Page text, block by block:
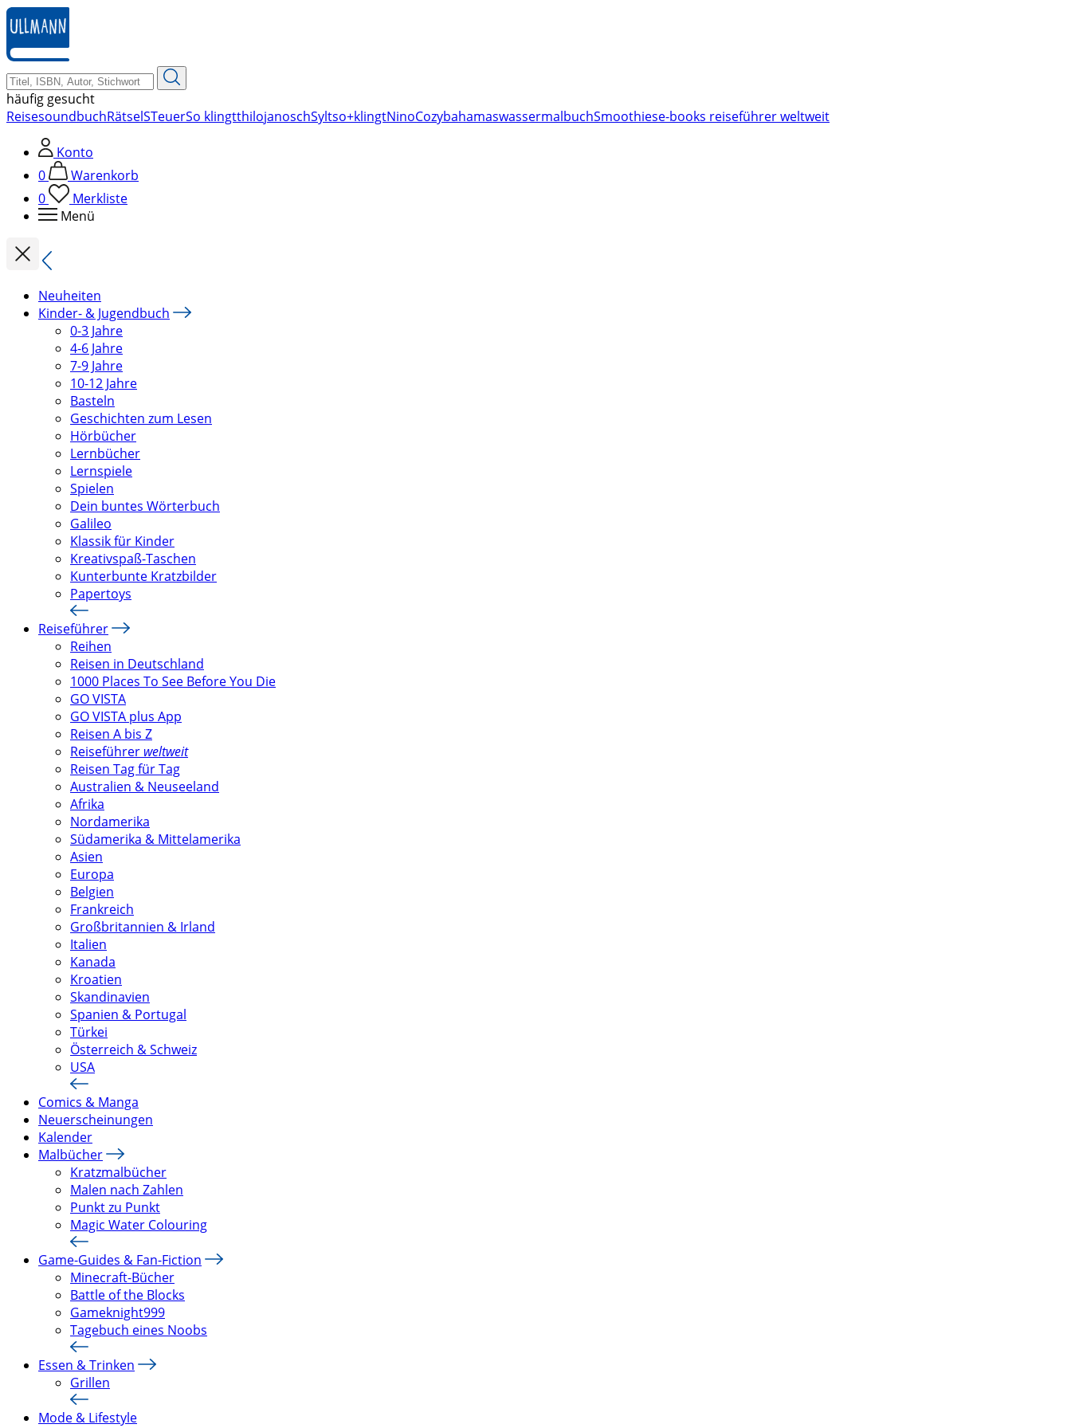
zum
Hauptinhalt
springen
häufig gesucht
ReisesoundbuchRätselSTeuerSo klingtthilojanoschSyltso+klingtNinoCozybahamaswassermalbuchSmoothiese-books reiseführer weltweit
Konto
0
Warenkorb
0
Merkliste
Menü
Neuheiten
Kinder- & Jugendbuch
0-3 Jahre
4-6 Jahre
7-9 Jahre
10-12 Jahre
Basteln
Geschichten zum Lesen
Hörbücher
Lernbücher
Lernspiele
Spielen
Dein buntes Wörterbuch
Galileo
Klassik für Kinder
Kreativspaß-Taschen
Kunterbunte Kratzbilder
Papertoys
Reiseführer
Reihen
Reisen in Deutschland
1000 Places To See Before You Die
GO VISTA
GO VISTA plus App
Reisen A bis Z
Reiseführer weltweit
Reisen Tag für Tag
Australien & Neuseeland
Afrika
Nordamerika
Südamerika & Mittelamerika
Asien
Europa
Belgien
Frankreich
Großbritannien & Irland
Italien
Kanada
Kroatien
Skandinavien
Spanien & Portugal
Türkei
Österreich & Schweiz
USA
Comics & Manga
Neuerscheinungen
Kalender
Malbücher
Kratzmalbücher
Malen nach Zahlen
Punkt zu Punkt
Magic Water Colouring
Game-Guides & Fan-Fiction
Minecraft-Bücher
Battle of the Blocks
Gameknight999
Tagebuch eines Noobs
Essen & Trinken
Grillen
Mode & Lifestyle